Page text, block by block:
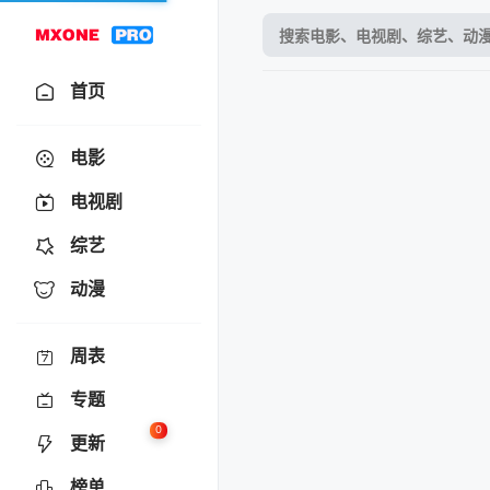
首页
电影
电视剧
综艺
动漫
周表
专题
更新
0